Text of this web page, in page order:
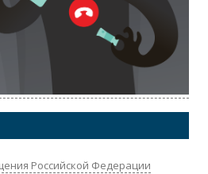
Российской Федерации